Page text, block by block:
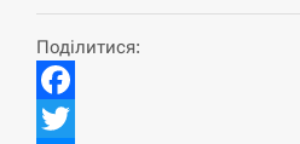
СЕРПЕНЬ
13:10
Поділитися:
Facebook